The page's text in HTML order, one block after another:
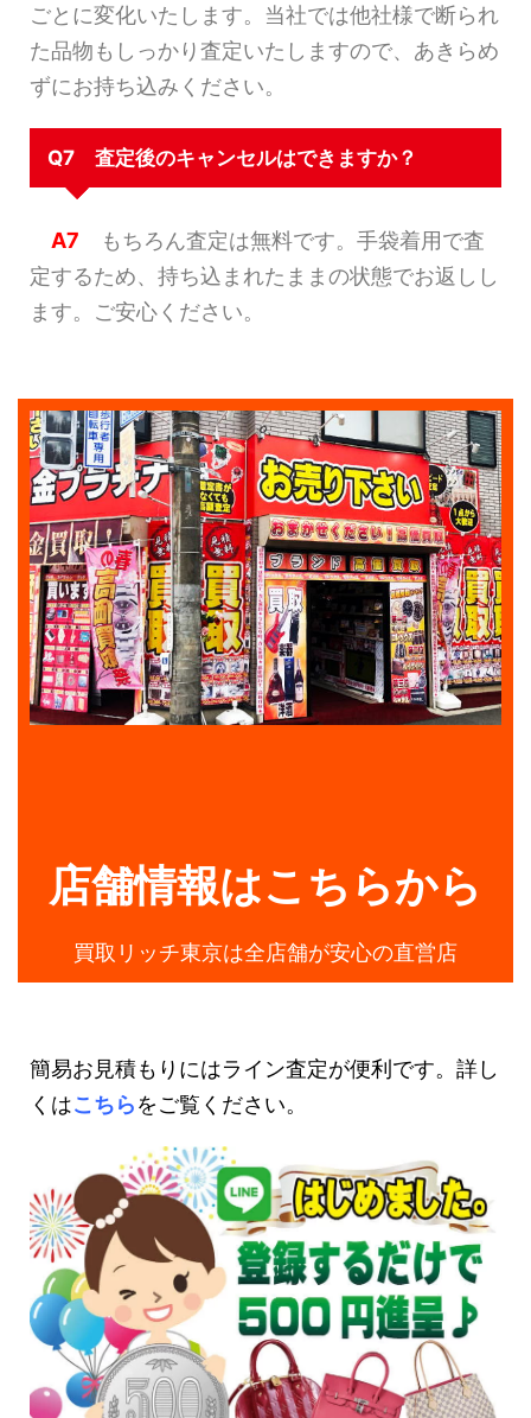
ごとに変化いたします。当社では他社様で断られ
た品物もしっかり査定いたしますので、あきらめ
ずにお持ち込みください。
Q7 査定後のキャンセルはできますか？
A7 もちろん査定は無料です。手袋着用で査
定するため、持ち込まれたままの状態でお返しし
ます。ご安心ください。
店舗情報はこちらから
買取リッチ東京は全店舗が安心の直営店
簡易お見積もりにはライン査定が便利です。詳し
くはこちらをご覧ください。